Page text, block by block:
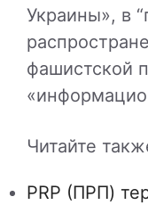
Украины», в
фашистской
Читайте
PRP (ПРП)